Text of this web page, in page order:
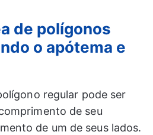
de polígonos
o apótema e
regular pode ser
de seu
de um de seus lados.